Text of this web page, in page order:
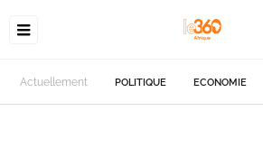
Actuellement POLITIQUE ECONOMIE